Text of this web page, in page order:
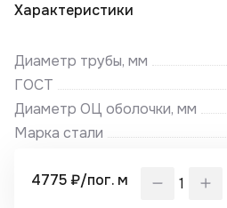
Характеристики
Диаметр трубы, мм
ГОСТ
Диаметр ОЦ оболочки, мм
Марка стали
4775 ₽/пог. м